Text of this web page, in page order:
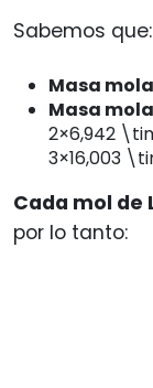
Sabemos que:
Masa
Masa
2×6,942
3×16,003
Cada mol de
por lo tanto: